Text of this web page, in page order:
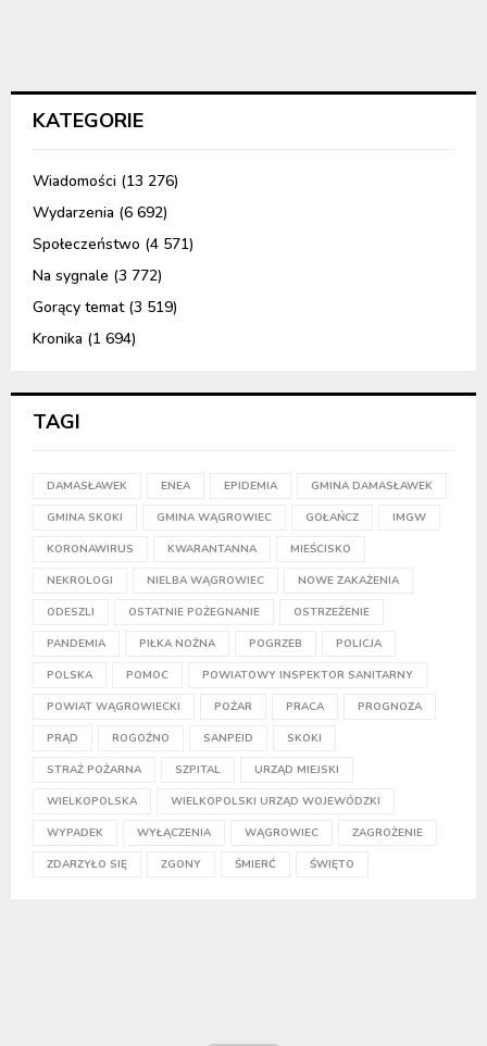
KATEGORIE
Wiadomości (13 276)
Wydarzenia (6 692)
Społeczeństwo (4 571)
Na sygnale (3 772)
Gorący temat(3 519)
Kronika (1 694)
TAGI
DAMASŁAWEK ENEA EPIDEMIA GMINA DAMASŁAWEK
GMINA SKOKI GMINA WĄGROWIEC GOŁAŃCZ IMGW
KORONAWIRUS KWARANTANNA MIEŚCISKO
NEKROLOGI NIELBA WĄGROWIEC NOWE ZAKAŻENIA
ODESZLI OSTATNIE POŻEGNANIE OSTRZEŻENIE
PANDEMIA PIŁKA NOŻNA POGRZEB POLICJA
POLSKA POMOC POWIATOWY INSPEKTOR SANITARNY
POWIAT WĄGROWIECKI POŻAR PRACA PROGNOZA
PRĄD ROGOŹNO SANPEID SKOKI
STRAŻ POŻARNA SZPITAL URZĄD MIEJSKI
WIELKOPOLSKA WIELKOPOLSKI URZĄD WOJEWÓDZKI
WYPADEK WYŁĄCZENIA WĄGROWIEC ZAGROŻENIE
ZDARZYŁO SIĘ ZGONY ŚMIERĆ ŚWIĘTO